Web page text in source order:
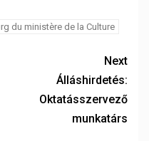
du ministère de la Culture
Next
Álláshirdetés:
Oktatásszervező
munkatárs